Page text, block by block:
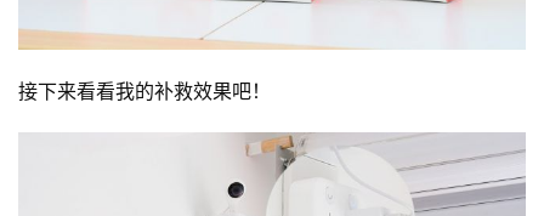
接下来看看我的补救效果吧！